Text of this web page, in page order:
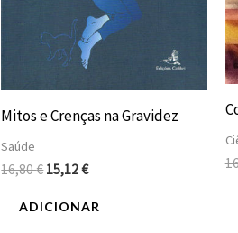
Mitos e Crenças na Gravidez
Saúde
16,80€15,12€
ADICIONAR